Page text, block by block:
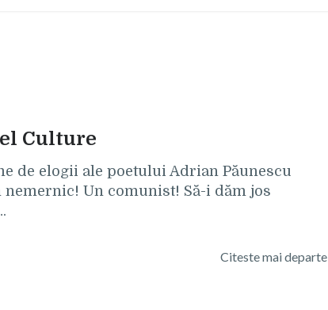
Culture
de elogii ale poetului Adrian Păunescu
nemernic! Un comunist! Să-i dăm jos
Citeste mai departe